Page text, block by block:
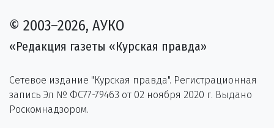
© 2003–2026, АУКО
«Редакция газеты «Курская правда»
Сетевое издание "Курская правда". Регистрационная
запись Эл № ФС77-79463 от 02 ноября 2020 г. Выдано
Роскомнадзором.